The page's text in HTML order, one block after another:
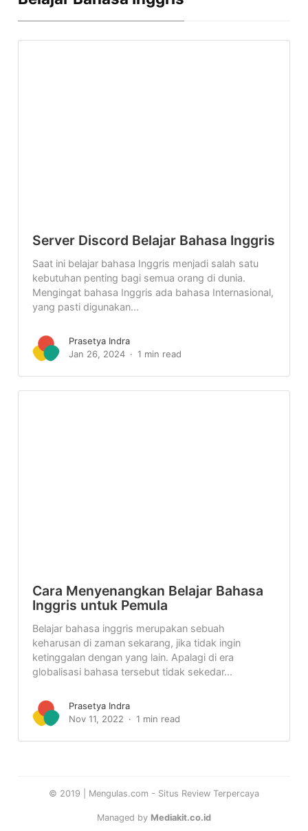
Server Discord Belajar Bahasa Inggris
Saat ini belajar bahasa Inggris menjadi salah satu
kebutuhan penting bagi semua orang di dunia.
Mengingat bahasa Inggris ada bahasa Internasional,
yang pasti digunakan...
Prasetya Indra
Jan 26, 2024
1 min read
Cara Menyenangkan Belajar Bahasa
Inggris untuk Pemula
Belajar bahasa inggris merupakan sebuah
keharusan di zaman sekarang, jika tidak ingin
ketinggalan dengan yang lain. Apalagi di era
globalisasi bahasa tersebut tidak sekedar...
Prasetya Indra
Nov 11, 2022
1 min read
© 2019 | Mengulas.com - Situs Review Terpercaya
Managed by Mediakit.co.id